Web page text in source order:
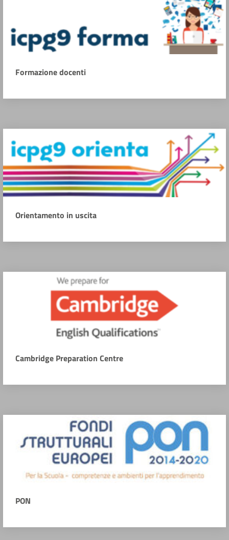
Formazione docenti
Orientamento in uscita
Cambridge Preparation Centre
PON